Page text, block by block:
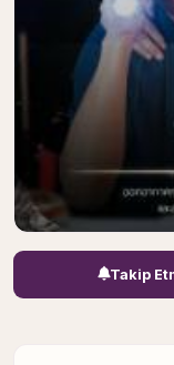
Takip